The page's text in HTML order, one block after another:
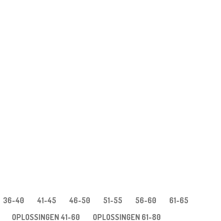
36-40 41-45 46-50 51-55 56-60
61-65
OPLOSSINGEN 41-60
OPLOSSINGEN 61-80